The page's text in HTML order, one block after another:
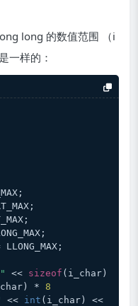
long 的数值范围 （i
一样的：
<< sizeof (i_char)
* 8
<< int (i_char) <<